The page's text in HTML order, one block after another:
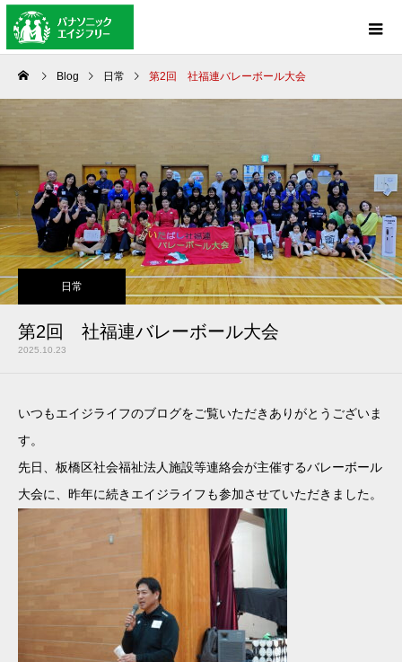
Blog 日常 第2回 社福連バレーボール大会
日常
第2回 社福連バレーボール大会
2025.10.23
いつもエイジライフのブログをご覧いただきありがとうございま
す。
先日、板橋区社会福祉法人施設等連絡会が主催するバレーボール
大会に、昨年に続きエイジライフも参加させていただきました。